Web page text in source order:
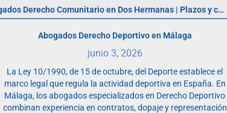
Abogados Derecho Comunitario en Dos Hermanas | Plazos y costes
Abogados Derecho Deportivo en Málaga
junio 3, 2026
La Ley 10/1990, de 15 de octubre, del Deporte establece el
marco legal que regula la actividad deportiva en España. En
Málaga, los abogados especializados en Derecho Deportivo
combinan experiencia en contratos, dopaje y representación